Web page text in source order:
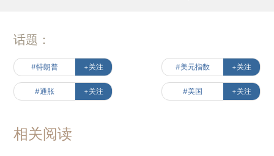
话题：
#特朗普 +关注 #美元指数 +关注
#通胀 +关注 #美国 +关注
相关阅读